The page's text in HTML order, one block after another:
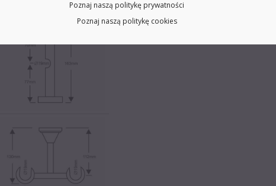
Poznaj naszą politykę prywatności
Poznaj naszą politykę cookies